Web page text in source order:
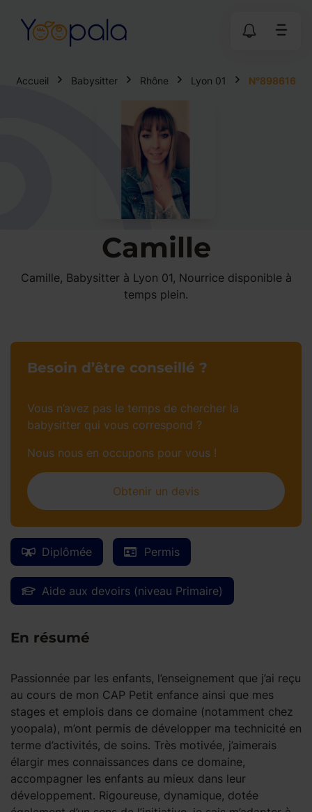
Accueil Babysitter Rhône Lyon 01 N°898616
Camille
Camille, Babysitter à Lyon 01, Nourrice disponible à
temps plein.
Diplômée Permis
Aide aux devoirs (niveau Primaire)
En résumé
Passionnée par les enfants, l’enseignement que j’ai reçu
au cours de mon CAP Petit enfance ainsi que mes
stages et emplois dans ce domaine (notamment chez
yoopala), m’ont permis de développer ma technicité en
terme d’activités, de soins. Très motivée, j’aimerais
élargir mes connaissances dans ce domaine,
accompagner les enfants au mieux dans leur
développement. Rigoureuse, dynamique, dotée
Besoin d’être conseillé ?
Vous n’avez pas le temps de chercher la
babysitter qui vous correspond ?
Nous nous en occupons pour vous !
Obtenir un devis